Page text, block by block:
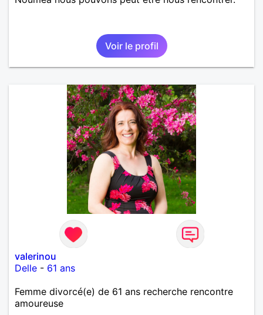
Voir le profil
valerinou
Delle - 61 ans
Femme divorcé(e) de 61 ans recherche rencontre
amoureuse